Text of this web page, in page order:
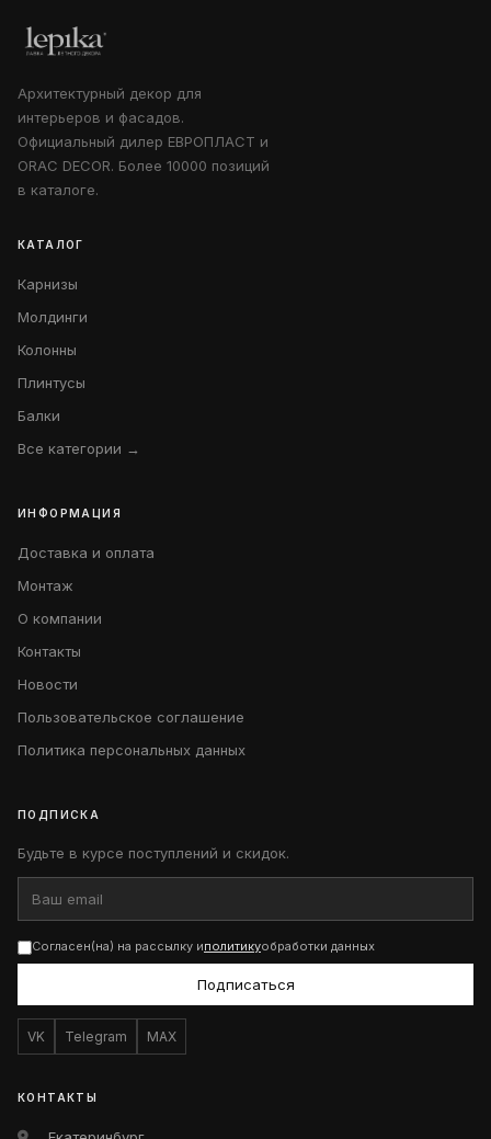
Архитектурный декор для
интерьеров и фасадов.
Официальный дилер ЕВРОПЛАСТ и
ORAC DECOR. Более 10000 позиций
в каталоге.
КАТАЛОГ
Карнизы
Молдинги
Колонны
Плинтусы
Балки
Все категории →
ИНФОРМАЦИЯ
Доставка и оплата
Монтаж
О компании
Контакты
Новости
Пользовательское соглашение
Политика персональных данных
ПОДПИСКА
Будьте в курсе поступлений и скидок.
Согласен(на) на рассылку иполитикуобработки данных
Подписаться
VK Telegram MAX
КОНТАКТЫ